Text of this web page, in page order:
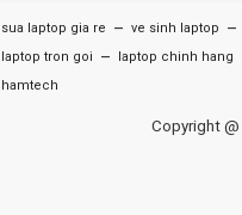
sua laptop gia re – ve sinh laptop –
laptop tron goi
– laptop chinh hang
hamtech
Copyright @